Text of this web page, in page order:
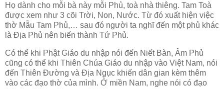
Họ dành cho mỗi bà này mỗi Phủ, toà nhà thiêng. Tam Toà
được xem như 3 cõi Trời, Non, Nước. Từ đó xuất hiện việc
thờ Mẫu Tam Phủ,… sau đó người ta nghĩ đến một phủ khác
là Địa Phủ nên biến thành Tứ Phủ.
Có thể khi Phật Giáo du nhập nói đến Niết Bàn, Âm Phủ
cũng có thể khi Thiên Chúa Giáo du nhập vào Việt Nam, nói
đến Thiên Đường và Địa Ngục khiến dân gian kèm thêm
vào các đạo thờ của mình. Ở miền Nam, nghe nói có đạo